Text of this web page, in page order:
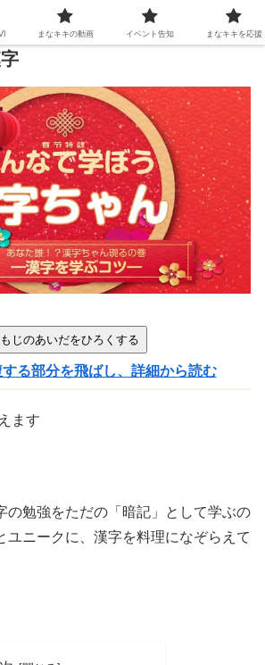
もじのあいだをひろくする
る部分を飛ばし、詳細から読む
えます
の勉強をただの「暗記」として学ぶの
ユニークに、漢字を料理になぞらえて
まなキキの動画 イベント告知 まなキキを応援